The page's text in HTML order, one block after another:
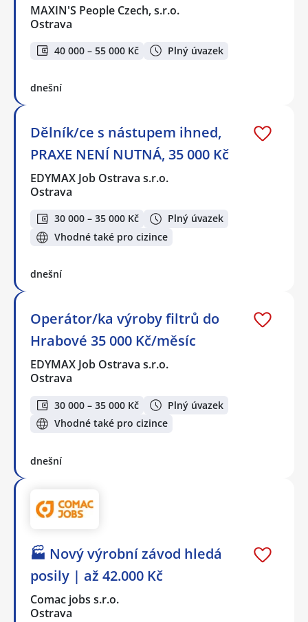
MAXIN'S People Czech, s.r.o.
Ostrava
40 000 – 55 000 Kč Plný úvazek
dnešní
Dělník/ce s nástupem ihned,
PRAXE NENÍ NUTNÁ, 35 000 Kč
EDYMAX Job Ostrava s.r.o.
Ostrava
30 000 – 35 000 Kč
Plný úvazek
Vhodné také pro cizince
dnešní
Operátor/ka výroby filtrů do
Hrabové 35 000 Kč/měsíc
EDYMAX Job Ostrava s.r.o.
Ostrava
30 000 – 35 000 Kč
Plný úvazek
Vhodné také pro cizince
dnešní
🏭 Nový výrobní závod hledá
posily | až 42.000 Kč
Comac jobs s.r.o.
Ostrava